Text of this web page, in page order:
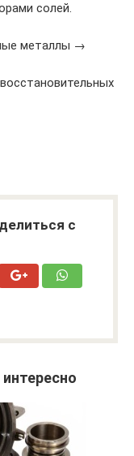
солей.
металлы →
с